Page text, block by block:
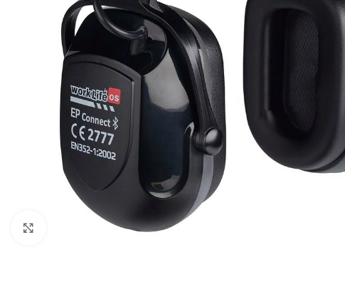
Click to enlarge